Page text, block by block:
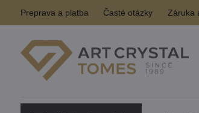
Preprava a platba Časté otázky Záruka